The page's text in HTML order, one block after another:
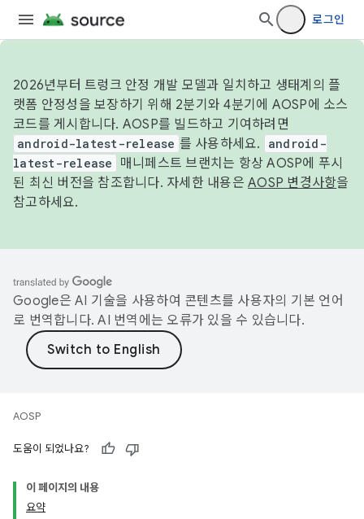
로그인
2026년부터 트렁크 안정 개발 모델과 일치하고 생태계의 플
랫폼 안정성을 보장하기 위해 2분기와 4분기에 AOSP에 소스
코드를 게시합니다. AOSP를 빌드하고 기여하려면
android-latest-release 를 사용하세요.
android-
latest-release
매니페스트 브랜치는 항상 AOSP에 푸시
된 최신 버전을 참조합니다. 자세한 내용은 AOSP 변경사항을
참고하세요.
Google은 AI 기술을 사용하여 콘텐츠를 사용자의 기본 언어
로 번역합니다. AI 번역에는 오류가 있을 수 있습니다.
AOSP
도움이 되었나요?
이 페이지의 내용
요약